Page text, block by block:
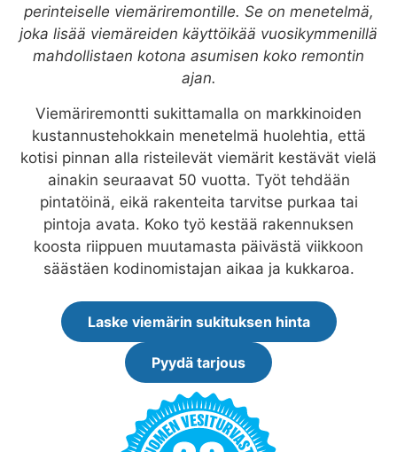
perinteiselle viemäriremontille. Se on menetelmä,
joka lisää viemäreiden käyttöikää vuosikymmenillä
mahdollistaen kotona asumisen koko remontin
ajan.
Viemäriremontti sukittamalla on markkinoiden
kustannustehokkain menetelmä huolehtia, että
kotisi pinnan alla risteilevät viemärit kestävät vielä
ainakin seuraavat 50 vuotta. Työt tehdään
pintatöinä, eikä rakenteita tarvitse purkaa tai
pintoja avata. Koko työ kestää rakennuksen
koosta riippuen muutamasta päivästä viikkoon
säästäen kodinomistajan aikaa ja kukkaroa.
Laske viemärin sukituksen hinta
Pyydä tarjous